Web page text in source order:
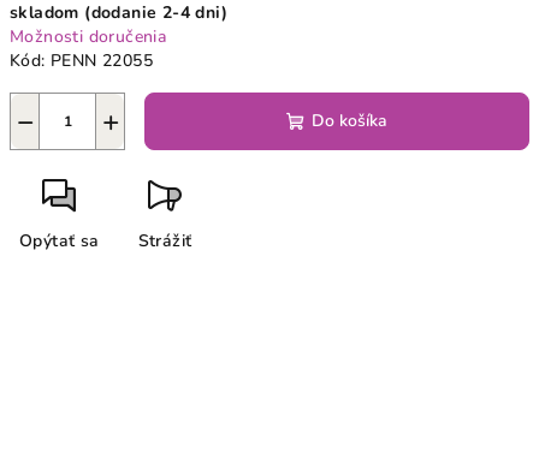
cena:
skladom (dodanie 2-4 dni)
Možnosti doručenia
Kód: PENN 22055
+
− Do košíka
Opýtať sa Strážiť